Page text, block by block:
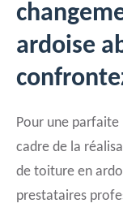
ardoise
Pour une parfaite
cadre de la
de toiture en
prestataires